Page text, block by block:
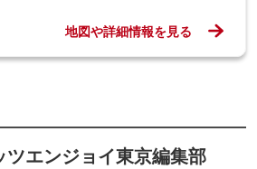
地図や詳細情報を見る
ツエンジョイ東京編集部